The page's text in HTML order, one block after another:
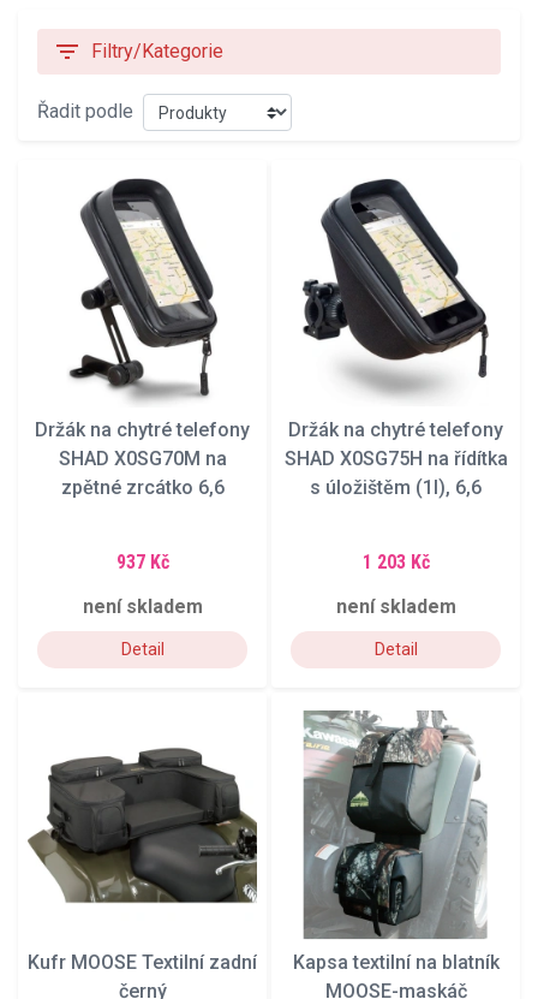
filter_list Filtry/Kategorie
Řadit podle
Držák na chytré telefony
SHAD X0SG70M na
zpětné zrcátko 6,6
937 Kč
není skladem
Detail
Držák na chytré telefony
SHAD X0SG75H na řídítka
s úložištěm (1l), 6,6
1 203 Kč
není skladem
Detail
Kufr MOOSE Textilní zadní
černý
Kapsa textilní na blatník
MOOSE-maskáč